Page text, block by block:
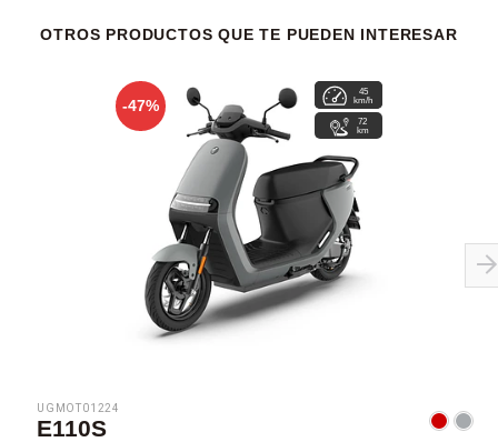
OTROS PRODUCTOS QUE TE PUEDEN INTERESAR
-47%
4
hrs
45
km/h
72
km
UGMOT01224
E110S